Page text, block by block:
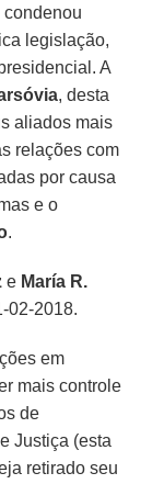
condenou
legislação,
A
, desta
aliados mais
relações com
por causa
e o
.
e María R.
02-2018.
em
mais controle
de
Justiça (esta
retirado seu